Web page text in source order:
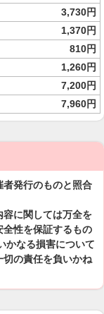
3,730円
1,370円
810円
1,260円
7,200円
7,960円
発行のものと照合
に関しては万全を
性を保証するもの
かなる損害について
切の責任を負いかね